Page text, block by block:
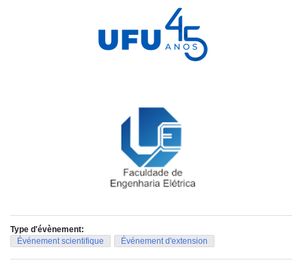
Type d'évènement:
Événement scientifique
Événement d'extension